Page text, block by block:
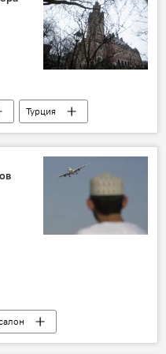
Турция
суд
ВПК